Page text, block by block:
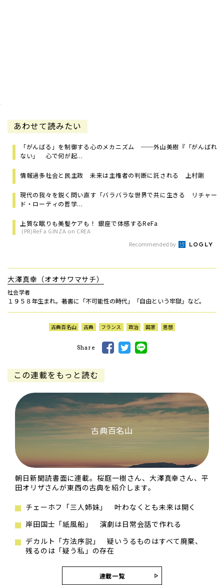
あわせて読みたい
「がんばる」を制御する心のメカニズム ──外山美樹『「がんばれ
ない」 心で何が起...
情報過多社会と民主政 未来は主権者の判断に託される 上村剛
現代の我々を鋭く問い直す「バラバラな世界で共に生きる リチャー
ド・ローティの哲学...
上質な眠りも美髪ケアも！ 銀座で体感するReFa
(PR)ReFa GINZA on CREA
Recommended by
大澤真幸（オオサワマサチ）
社会学者
１９５８年生まれ。著書に「不可能性の時代」「自由という牢獄」など。
古典百名山 古典 フランス 政治 国家 思想
Share
この連載をもっと読む
古典百名山
朝日新聞読書面に連載。桜庭一樹さん、大澤真幸さん、平
田オリザさんが東西の古典を紹介します。
チェーホフ「三人姉妹」 叶わなくとも未来は開く
岸田国士「紙風船」 演劇は日常会話で作れる
デカルト「方法序説」 疑いうるものはすべて廃棄、
残るのは「疑う私」の存在
連載一覧